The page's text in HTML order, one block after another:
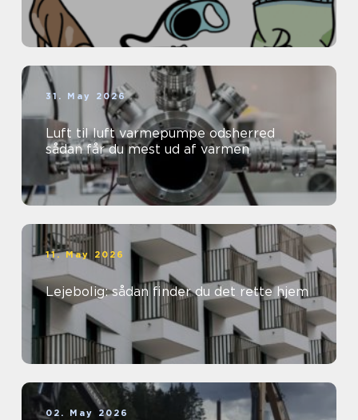
31. May 2026
Luft til luft varmepumpe odsherred
sådan får du mest ud af varmen
11. May 2026
Lejebolig: sådan finder du det rette hjem
02. May 2026